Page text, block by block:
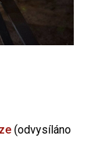
(odvysíláno